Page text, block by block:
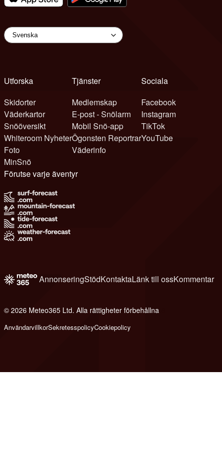
Utforska
Skidorter
Väderkartor
Snööversikt
Whiteroom Nyheter
Foto
MinSnö
Tjänster
Medlemskap
E-post - Snölarm
Mobil Snö-app
Ögonsten Reportrar
Väderinfo
Sociala
Facebook
Instagram
TikTok
YouTube
Förutse varje äventyr
AnnonseringStödKontaktaLänk till ossKommentar
© 2026 Meteo365 Ltd. Alla rättigheter förbehållna
AnvändarvillkorSekretesspolicyCookiepolicy